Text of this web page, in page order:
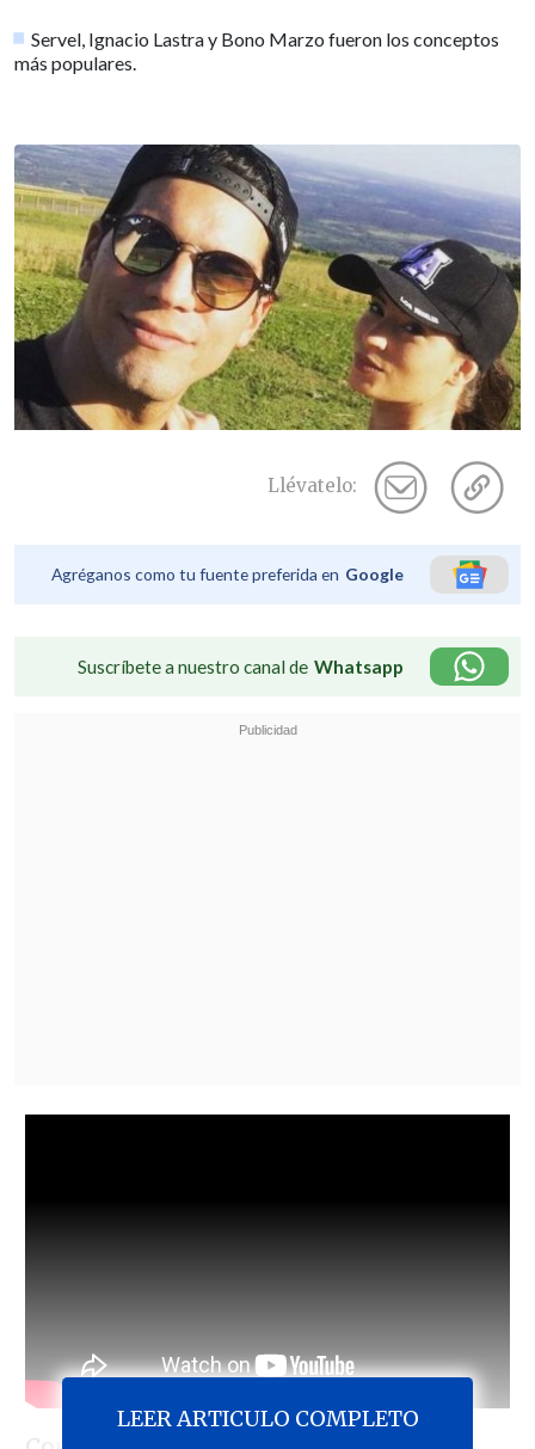
Servel, Ignacio Lastra y Bono Marzo fueron los conceptos
más populares.
Llévatelo:
Agréganos como tu fuente preferida en Google
Suscríbete a nuestro canal de Whatsapp
LEER ARTICULO COMPLETO